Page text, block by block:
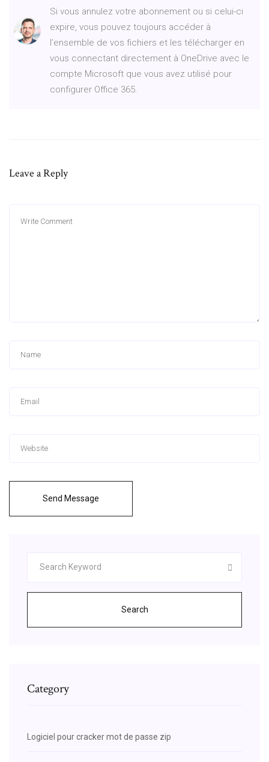
Si vous annulez votre abonnement ou si celui-ci
expire, vous pouvez toujours accéder à
l’ensemble de vos fichiers et les télécharger en
vous connectant directement à OneDrive avec le
compte Microsoft que vous avez utilisé pour
configurer Office 365.
Leave a Reply
Send Message
Search
Category
Logiciel pour cracker mot de passe zip